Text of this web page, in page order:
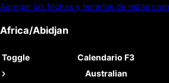
Agregar las fechas y horarios de estas
Africa/Abidjan
Toggle Calendario F3
Australian